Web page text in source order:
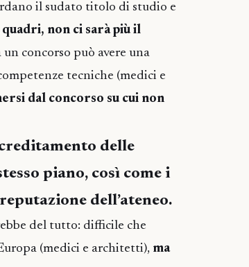
il sudato titolo di studio e
non ci sarà più il
concorso può avere una
tecniche (medici e
dal concorso su cui non
delle
piano, così come i
dell’ateneo.
del tutto: difficile che
(medici e architetti), ma